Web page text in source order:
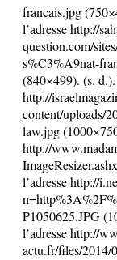
francais.jpg
l’adresse http://
question.com/
s%C3%A9nat-
(840×499). (s.
http://
content/uploads/
law.jpg
http://
l’adresse http://
P1050625.JPG
l’adresse http://
actu.fr/files/2014/